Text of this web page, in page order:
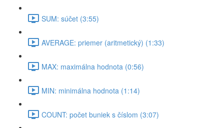
SUM: súčet (3:55)
AVERAGE: priemer (aritmetický) (1:33)
MAX: maximálna hodnota (0:56)
MIN: minimálna hodnota (1:14)
COUNT: počet buniek s číslom (3:07)